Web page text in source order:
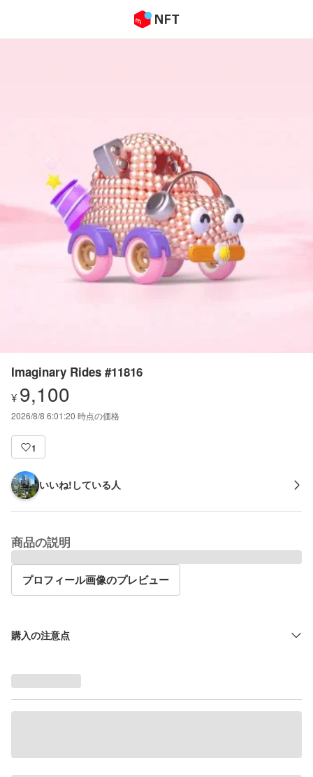
Imaginary Rides #11816
¥ 9,100
2026/8/8 6:01:20 時点の価格
1
いいね!している人
商品の説明
プロフィール画像のプレビュー
購入の注意点